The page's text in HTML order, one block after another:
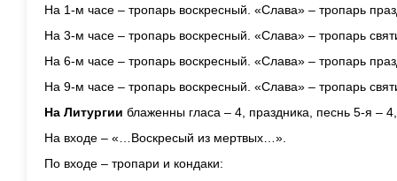
На 1-м часе – тропарь воскресный. «Слава» – тропарь
На 3-м часе – тропарь воскресный. «Слава» – тропарь
На 6-м часе – тропарь воскресный. «Слава» – тропарь
На 9-м часе – тропарь воскресный. «Слава» – тропарь
На Литургии блаженны гласа – 4, праздника, песнь 5-я –
На входе – «…Воскресый из мертвых…».
По входе – тропари и кондаки: